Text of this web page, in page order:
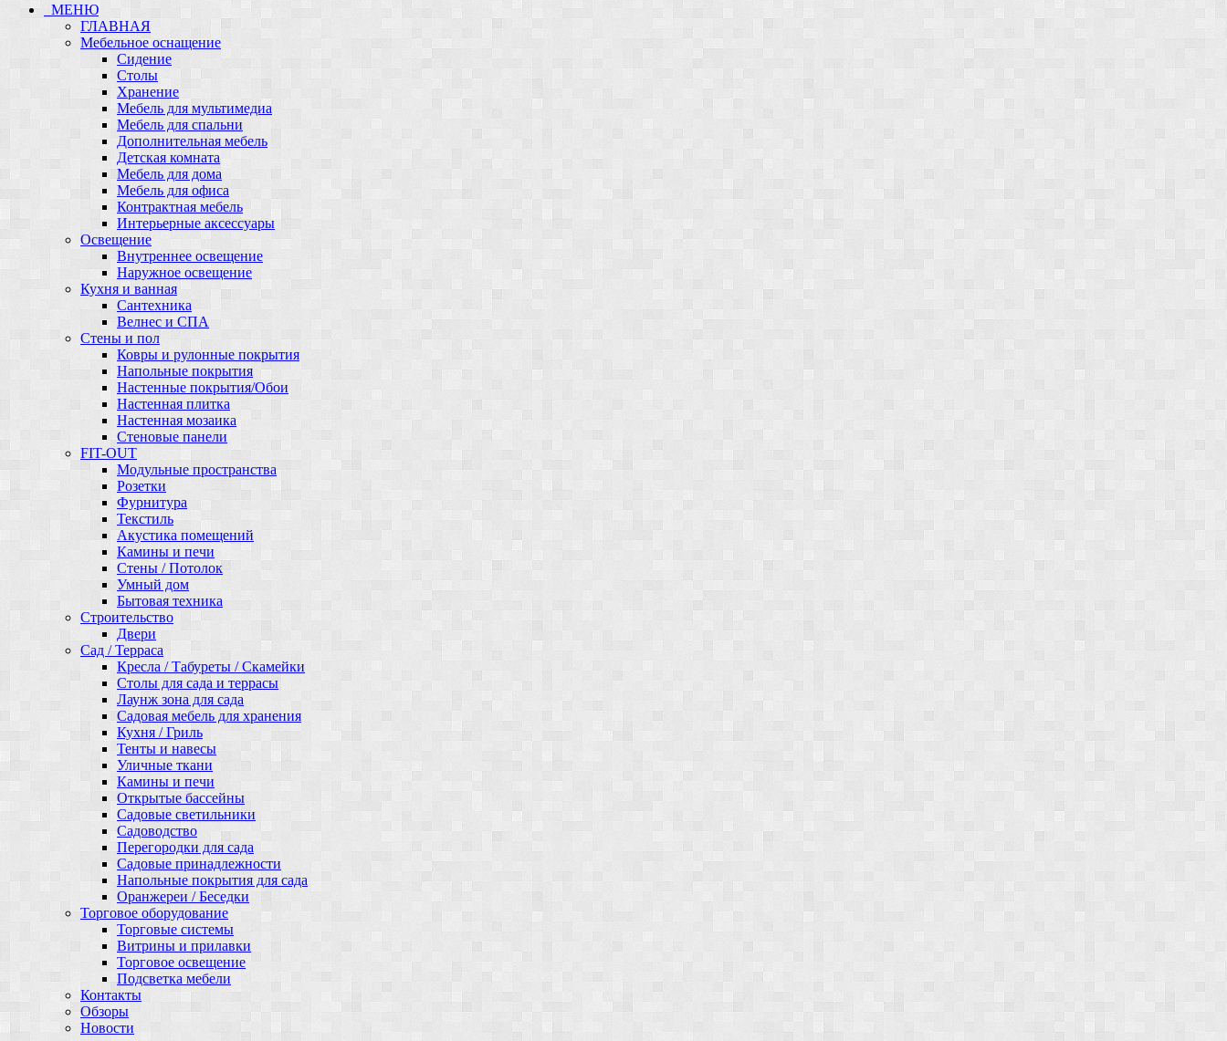
МЕНЮ
ГЛАВНАЯ
Мебельное оснащение
Сидение
Столы
Хранение
Мебель для мультимедиа
Мебель для спальни
Дополнительная мебель
Детская комната
Мебель для дома
Мебель для офиса
Контрактная мебель
Интерьерные аксессуары
Освещение
Внутреннее освещение
Наружное освещение
Кухня и ванная
Сантехника
Велнес и СПА
Стены и пол
Ковры и рулонные покрытия
Напольные покрытия
Настенные покрытия/Обои
Настенная плитка
Настенная мозаика
Стеновые панели
FIT-OUT
Модульные пространства
Розетки
Фурнитура
Текстиль
Акустика помещений
Камины и печи
Стены / Потолок
Умный дом
Бытовая техника
Строительство
Двери
Сад / Терраса
Кресла / Табуреты / Скамейки
Столы для сада и террасы
Лаунж зона для сада
Садовая мебель для хранения
Кухня / Гриль
Тенты и навесы
Уличные ткани
Камины и печи
Открытые бассейны
Садовые светильники
Садоводство
Перегородки для сада
Садовые принадлежности
Напольные покрытия для сада
Оранжереи / Беседки
Торговое оборудование
Торговые системы
Витрины и прилавки
Торговое освещение
Подсветка мебели
Контакты
Обзоры
Новости